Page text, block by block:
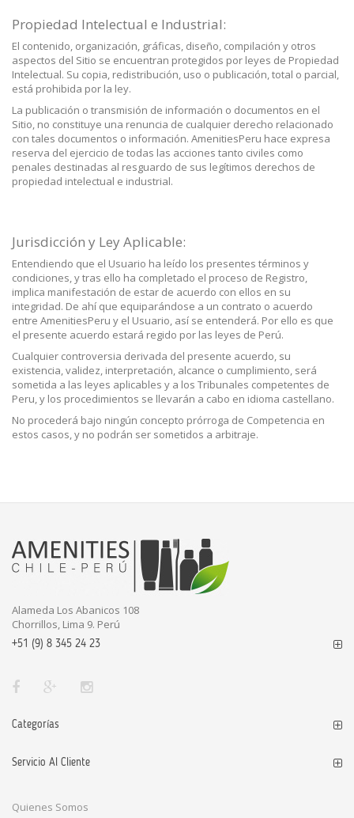
Propiedad Intelectual e Industrial:
El contenido, organización, gráficas, diseño, compilación y otros
aspectos del Sitio se encuentran protegidos por leyes de Propiedad
Intelectual. Su copia, redistribución, uso o publicación, total o parcial,
está prohibida por la ley.
La publicación o transmisión de información o documentos en el
Sitio, no constituye una renuncia de cualquier derecho relacionado
con tales documentos o información. AmenitiesPeru hace expresa
reserva del ejercicio de todas las acciones tanto civiles como
penales destinadas al resguardo de sus legítimos derechos de
propiedad intelectual e industrial.
Jurisdicción y Ley Aplicable:
Entendiendo que el Usuario ha leído los presentes términos y
condiciones, y tras ello ha completado el proceso de Registro,
implica manifestación de estar de acuerdo con ellos en su
integridad. De ahí que equiparándose a un contrato o acuerdo
entre AmenitiesPeru y el Usuario, así se entenderá. Por ello es que
el presente acuerdo estará regido por las leyes de Perú.
Cualquier controversia derivada del presente acuerdo, su
existencia, validez, interpretación, alcance o cumplimiento, será
sometida a las leyes aplicables y a los Tribunales competentes de
Peru, y los procedimientos se llevarán a cabo en idioma castellano.
No procederá bajo ningún concepto prórroga de Competencia en
estos casos, y no podrán ser sometidos a arbitraje.
Alameda Los Abanicos 108
Chorrillos, Lima 9. Perú
+51 (9) 8 345 24 23
Categorías
Servicio Al Cliente
Quienes Somos